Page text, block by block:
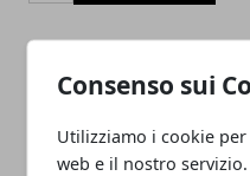
Consenso sui
Utilizziamo i cookie
web e il nostro
Articolo Precedente
Torino, Lorenzo Fontana
visita lo stand della Polizia